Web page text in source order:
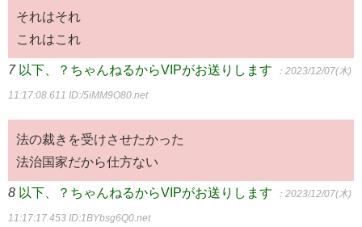
それはそれ
これはこれ
7 以下、？ちゃんねるからVIPがお送りします ：2023/12/07(木)
11:17:08.611 ID:/5iMM9O80.net
法の裁きを受けさせたかった
法治国家だから仕方ない
8 以下、？ちゃんねるからVIPがお送りします ：2023/12/07(木)
11:17:17.453 ID:1BYbsg6Q0.net